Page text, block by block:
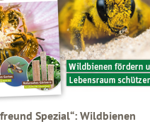
Spezial“: Wildbienen